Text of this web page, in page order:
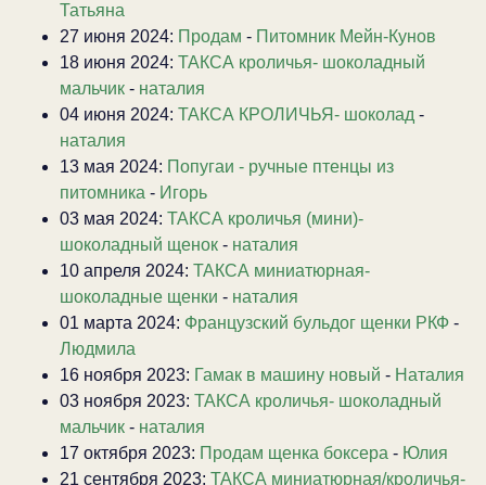
Татьяна
27 июня 2024: Продам - Питомник Мейн-Кунов
18 июня 2024: ТАКСА кроличья- шоколадный
мальчик - наталия
04 июня 2024: ТАКСА КРОЛИЧЬЯ- шоколад -
наталия
13 мая 2024: Попугаи - ручные птенцы из
питомника - Игорь
03 мая 2024: ТАКСА кроличья (мини)-
шоколадный щенок - наталия
10 апреля 2024: ТАКСА миниатюрная-
шоколадные щенки - наталия
01 марта 2024: Французский бульдог щенки РКФ -
Людмила
16 ноября 2023: Гамак в машину новый - Наталия
03 ноября 2023: ТАКСА кроличья- шоколадный
мальчик - наталия
17 октября 2023: Продам щенка боксера - Юлия
21 сентября 2023: ТАКСА миниатюрная/кроличья-